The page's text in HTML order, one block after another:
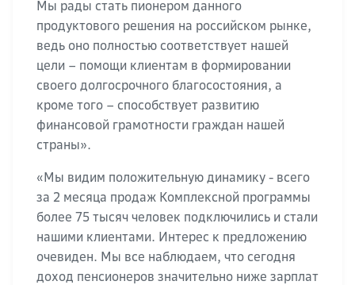
Мы рады стать пионером данного
продуктового решения на российском рынке,
ведь оно полностью соответствует нашей
цели – помощи клиентам в формировании
своего долгосрочного благосостояния, а
кроме того – способствует развитию
финансовой грамотности граждан нашей
страны».
«Мы видим положительную динамику - всего
за 2 месяца продаж Комплексной программы
более 75 тысяч человек подключились и стали
нашими клиентами. Интерес к предложению
очевиден. Мы все наблюдаем, что сегодня
доход пенсионеров значительно ниже зарплат